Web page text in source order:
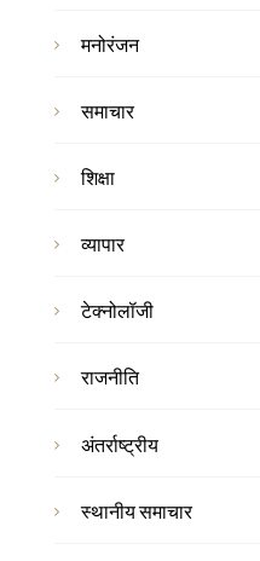
मनोरंजन
समाचार
शिक्षा
व्यापार
टेक्नोलॉजी
राजनीति
अंतर्राष्ट्रीय
स्थानीय समाचार